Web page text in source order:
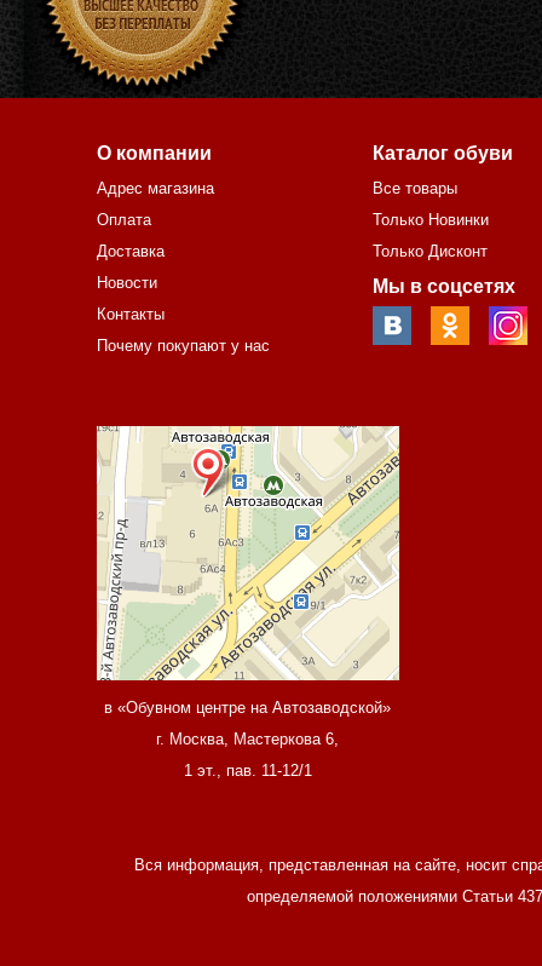
О компании
Адрес магазина
Оплата
Доставка
Новости
Контакты
Почему покупают у нас
Каталог обуви
Все товары
Только Новинки
Только Дисконт
Мы в соцсетях
в «Обувном центре на Автозаводской»
г. Москва, Мастеркова 6,
1 эт., пав. 11-12/1
Вся информация, представленная на сайте, носит
определяемой положениями Статьи